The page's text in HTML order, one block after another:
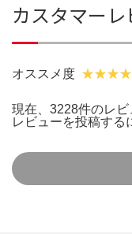
カスタマーレ
オススメ度
現在、3228件のレビ
レビューを投稿する